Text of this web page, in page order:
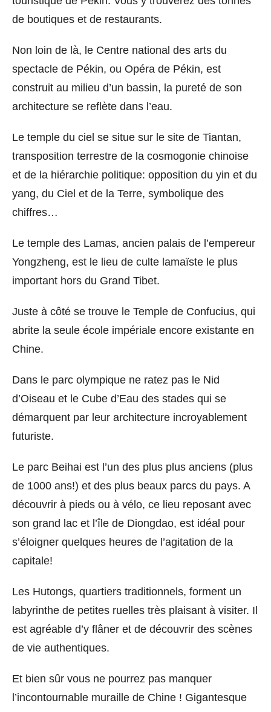
de boutiques et de restaurants.
Non loin de là, le Centre national des arts du
spectacle de Pékin, ou Opéra de Pékin, est
construit au milieu d’un bassin, la pureté de son
architecture se reflète dans l’eau.
Le temple du ciel se situe sur le site de Tiantan,
transposition terrestre de la cosmogonie chinoise
et de la hiérarchie politique: opposition du yin et du
yang, du Ciel et de la Terre, symbolique des
chiffres…
Le temple des Lamas, ancien palais de l’empereur
Yongzheng, est le lieu de culte lamaïste le plus
important hors du Grand Tibet.
Juste à côté se trouve le Temple de Confucius, qui
abrite la seule école impériale encore existante en
Chine.
Dans le parc olympique ne ratez pas le Nid
d’Oiseau et le Cube d’Eau des stades qui se
démarquent par leur architecture incroyablement
futuriste.
Le parc Beihai est l’un des plus plus anciens (plus
de 1000 ans!) et des plus beaux parcs du pays. A
découvrir à pieds ou à vélo, ce lieu reposant avec
son grand lac et l’île de Diongdao, est idéal pour
s’éloigner quelques heures de l’agitation de la
capitale!
Les Hutongs, quartiers traditionnels, forment un
labyrinthe de petites ruelles très plaisant à visiter. Il
est agréable d’y flâner et de découvrir des scènes
de vie authentiques.
Et bien sûr vous ne pourrez pas manquer
l’incontournable muraille de Chine ! Gigantesque